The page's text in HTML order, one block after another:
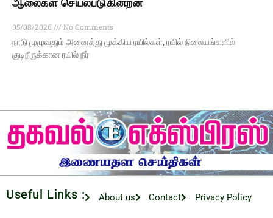
ஆலைகள் செயல்படுகின்றன
05/08/2026
No Comments
நாடு முழுவதும் அனைத்து முக்கிய ரயில்கள், ரயில் நிலையங்களில்
குடிநீருக்கான ரயில் நீர்
Useful Links : About us Contact Privacy Policy